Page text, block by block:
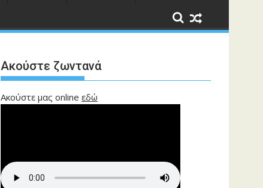
Ακούστε ζωντανά
Ακούστε μας online εδώ